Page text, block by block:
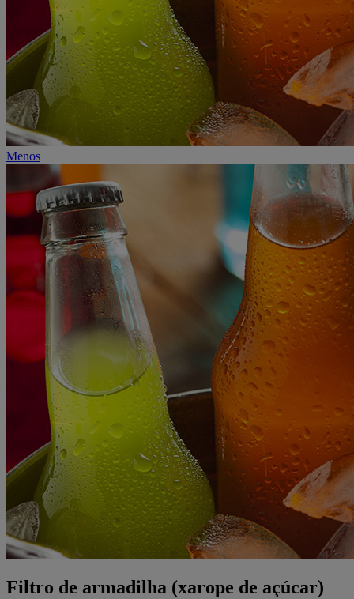
Menos
Filtro de armadilha (xarope de açúcar)